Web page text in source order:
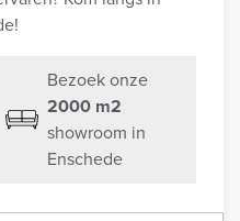
Bezoek onze
2000 m2
showroom in
Enschede